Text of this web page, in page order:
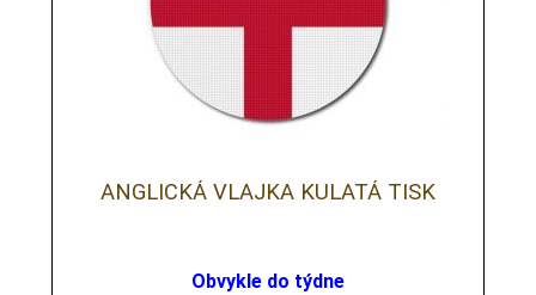
ANGLICKÁ VLAJKA KULATÁ TISK
Obvykle do týdne